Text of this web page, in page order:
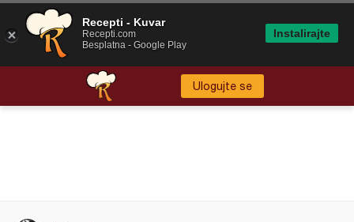
Ulogujte se
Recepti - Kuvar
Recepti.com
Besplatna - Google Play
Instalirajte